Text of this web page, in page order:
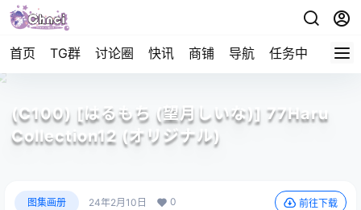
首页 TG群 讨论圈 快讯 商铺 导航 任务中心 帮助
(C100) [はるもち (望月しいな)] 77Haru
Collection12 (オリジナル)
图集画册 24年2月10日 0 前往下载